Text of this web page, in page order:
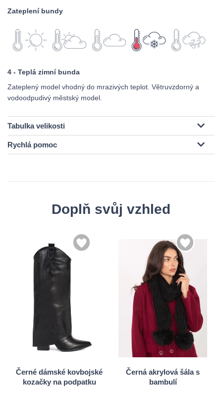
Zateplení bundy
4 - Teplá zimní bunda
Zateplený model vhodný do mrazivých teplot. Větruvzdorný a
vodoodpudivý městský model.
Tabulka velikosti
Rychlá pomoc
Doplň svůj vzhled
Černé dámské kovbojské
kozačky na podpatku
37
39
Černá akrylová šála s
bambulí
Univerzální